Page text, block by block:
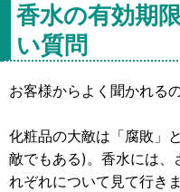
香水の有効期
い質問
お客様からよく聞かれる
化粧品の大敵は「腐敗」
敵でもある)。香水には、
れぞれについて見て行きま